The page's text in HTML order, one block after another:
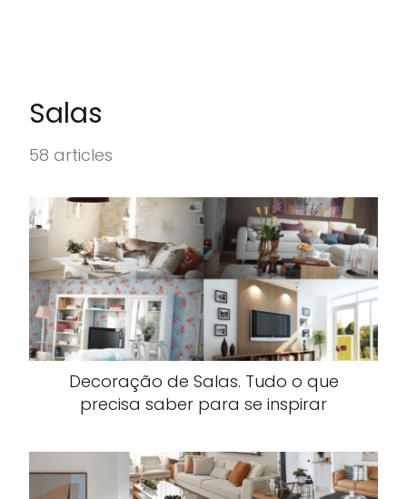
Salas
58 articles
Decoração de Salas. Tudo o que
precisa saber para se inspirar